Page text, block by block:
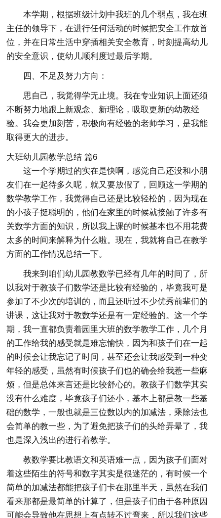
本学期，根据班级计划中我班的几个弱点，我在班
主任的领导下，在进行任何活动的时候把安全工作放首
位，并在日常生活中穿插相关安全教育，时刻提高幼儿
的安全意识，使幼儿顺利度过最后学期。
四、不足及努力方向：
思自己，我觉得学无止境。我在专业知识上面还须
不断努力地跟上新观念、新理论，吸取更新的幼教经
验。我会更加刻苦，积极向有经验的老师学习，是我能
取得更大的进步。
大班幼儿园教学总结 篇6
这一个学期过的实在是快啊，感觉自己还没和小朋
友们在一起待多久呢，就又要放假了，回顾这一学期的
数学教学工作，我觉得自己还是比较轻松的，因为现在
的小孩子挺聪明的，他们在家里的时候就接触了许多有
关数学方面的知识，所以我上课的时候基本也不用花费
太多的时间来解释为什么啦。现在，我就将自己在教学
方面的工作情况总结一下。
我来到咱们幼儿园教数学已经有几年的时间了，所
以我对于教孩子们数学还是比较有经验的，毕竟我可是
参加了不少次的培训的，而且还听过不少优秀前辈们的
讲课，这让我对于教数学还是有一定经验的。这一个学
期，我一直都负责着园里大班的数学教学工作，几个月
的工作给我的感受就是难忘愉快，因为和孩子们在一起
的时候会让我忘记了时间，甚至还会让我感受到一种变
年轻的感受，虽然有时候孩子们也的确会给我惹一些麻
烦，但是总体来言还是比较舒心的。教孩子们数学其实
没有什么难度，毕竟孩子们还小，基本上都是教一些基
础的数学，一般也就是三位数以内的加减法，乘除法也
会简单的教一些，为了避免把孩子们的头给弄晕了，我
也是深入浅出的进行着教学。
教数学要比教语文和英语难一点，因为孩子们面对
着这些陌生的符号和数字其实是很迷茫的，有时候一个
简单的加减法都能把孩子们卡在那里半天，虽然在我们
看来那都是最简单的计算了，但是孩子们由于各种原因
可能会导致他在思想上有点转不过弯来，所以我们这些